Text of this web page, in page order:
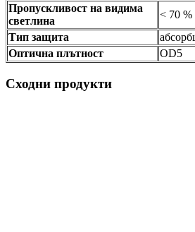
Пропускливост на видима
светлина
< 70 %
Тип защита
Оптична плътност
OD5
Сходни продукти